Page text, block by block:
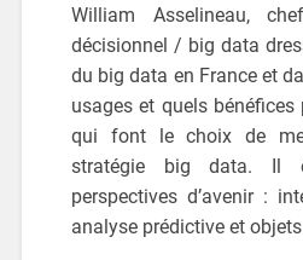
William Asselineau,
décisionnel / big data
du big data en France et
usages et quels bénéfices
qui font le choix de
stratégie big data. Il
perspectives d’avenir :
analyse prédictive et